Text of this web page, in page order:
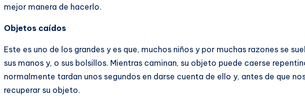
mejor manera de hacerlo.
Objetos caídos
Este es uno de los grandes y es que, muchos niños y por muchas razones se
sus manos y, o sus bolsillos. Mientras caminan, su objeto puede caerse
normalmente tardan unos segundos en darse cuenta de ello y, antes de que
recuperar su objeto.